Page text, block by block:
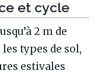
et cycle
2 m de
types de sol,
estivales